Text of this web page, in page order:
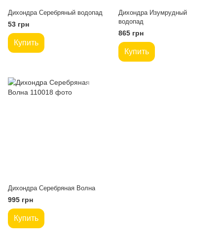
Дихондра Серебряный водопад
53 грн
Купить
Дихондра Изумрудный
водопад
865 грн
Купить
Дихондра Серебряная Волна
995 грн
Купить